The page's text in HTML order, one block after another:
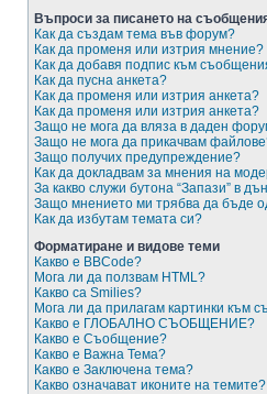
Въпроси за писането на
Как да създам тема във форум?
Как да променя или изтрия мнение?
Как да добавя подпис към
Как да пусна анкета?
Как да променя или изтрия анкета?
Как да променя или изтрия анкета?
Защо не мога да вляза в даден
Защо не мога да прикачвам
Защо получих предупреждение?
Как да докладвам за мнения на
За какво служи бутона “Запази” в
Защо мнението ми трябва да бъде
Как да избутам темата си?
Форматиране и видове теми
Какво е BBCode?
Мога ли да ползвам HTML?
Какво са Smilies?
Мога ли да прилагам картинки към
Какво е ГЛОБАЛНО СЪОБЩЕНИЕ?
Какво е Съобщение?
Какво е Важна Тема?
Какво е Заключена тема?
Какво означават иконите на темите?